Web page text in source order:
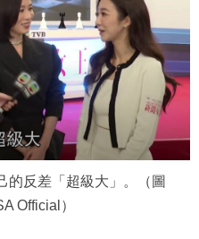
的反差「超級大」。（圖
Official）